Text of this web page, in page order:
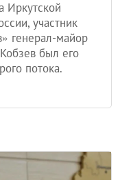
Иркутской
участник
генерал-майор
был его
потока.